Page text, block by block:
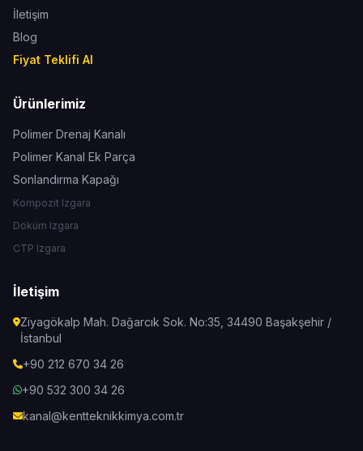
İletişim
Blog
Fiyat Teklifi Al
Ürünlerimiz
Polimer Drenaj Kanalı
Polimer Kanal Ek Parça
Sonlandırma Kapağı
Kompozit Izgara
Döküm Izgara
CTP Izgara
İletişim
Ziyagökalp Mah. Dağarcık Sok. No:35, 34490 Başakşehir /
İstanbul
+90 212 670 34 26
+90 532 300 34 26
kanal@kentteknikkimya.com.tr